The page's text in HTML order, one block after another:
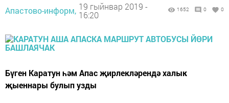
Апастово-информ, 19 гыйнвар 2019 -
16:20
1652 0 0
Бүген Каратун һәм Апас җирлекләрендә халык
җыеннары булып узды